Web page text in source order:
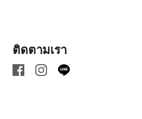
ติดตามเรา